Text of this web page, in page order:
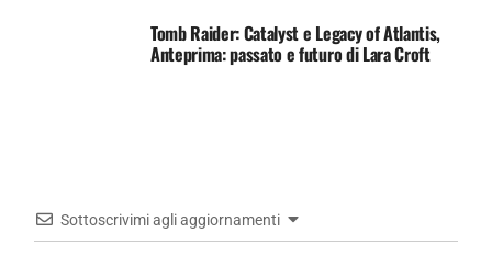
Tomb Raider: Catalyst e Legacy of Atlantis,
Anteprima: passato e futuro di Lara Croft
Sottoscrivimi agli aggiornamenti